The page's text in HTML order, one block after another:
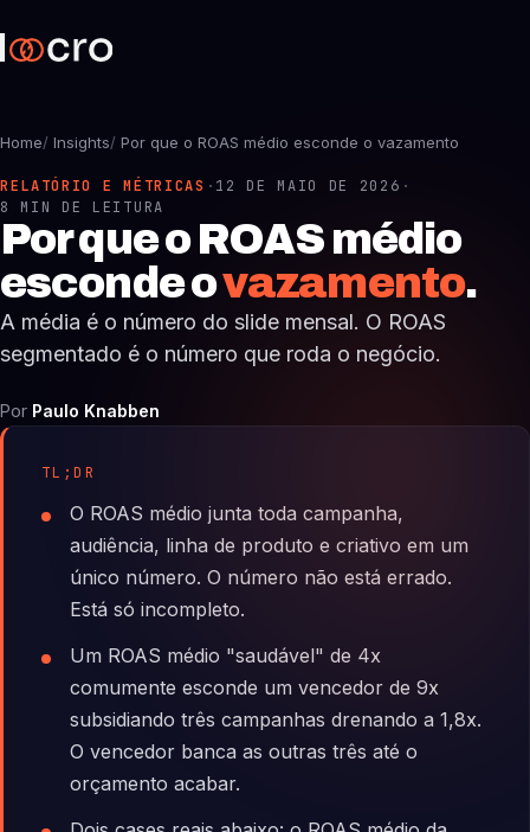
Home/ Insights/ Por que o ROAS médio esconde o vazamento
RELATÓRIO E MÉTRICAS · 12 DE MAIO DE 2026 ·
8 MIN DE LEITURA
Por que o ROAS médio
esconde ovazamento.
A média é o número do slide mensal. O ROAS
segmentado é o número que roda o negócio.
Por Paulo Knabben
TL;DR
O ROAS médio junta toda campanha,
audiência, linha de produto e criativo em um
único número. O número não está errado.
Está só incompleto.
Um ROAS médio "saudável" de 4x
comumente esconde um vencedor de 9x
subsidiando três campanhas drenando a 1,8x.
O vencedor banca as outras três até o
orçamento acabar.